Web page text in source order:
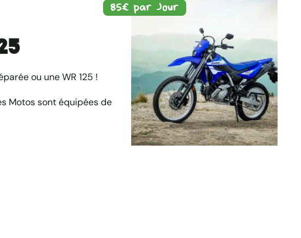
ou une WR 125 !
Motos sont équipées de
85€ par Jour